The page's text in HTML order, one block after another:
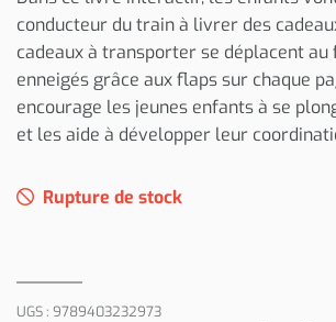
conducteur du train à livrer des
cadeaux à transporter se déplacent au
enneigés grâce aux flaps sur chaque
encourage les jeunes enfants à se
et les aide à développer leur
Rupture de stock
UGS : 9789403232973